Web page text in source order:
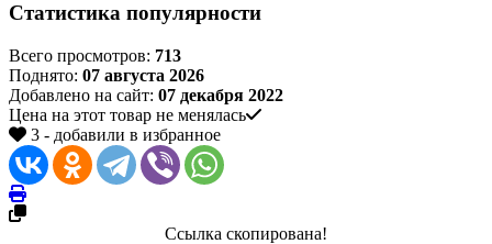
Статистика популярности
Всего просмотров: 713
Поднято: 07 августа 2026
Добавлено на сайт: 07 декабря 2022
Цена на этот товар не менялась
3 - добавили в избранное
Ссылка скопирована!